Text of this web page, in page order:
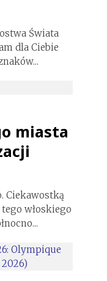
Świata
dla Ciebie
miasta
Ciekawostką
włoskiego